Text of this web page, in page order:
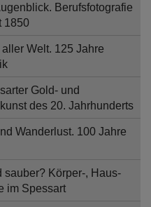
Dieser Modus
Informationen über die
dieser Website
wie z.B. Google Maps sein
Berufsfotografie
1850
Welt. 125 Jahre
Gold- und
des 20. Jahrhunderts
Wanderlust. 100 Jahre
sauber? Körper-, Haus-
im Spessart